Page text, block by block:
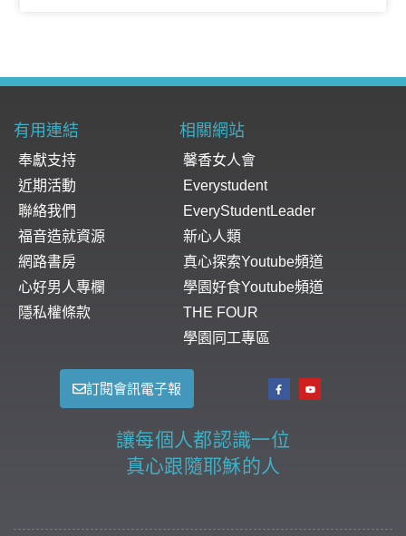
有用連結 相關網站
奉獻支持
近期活動
聯絡我們
福音造就資源
網路書房
心好男人專欄
隱私權條款
馨香女人會
Everystudent
EveryStudentLeader
新心人類
真心探索Youtube頻道
學園好食Youtube頻道
THE FOUR
學園同工專區
訂閱會訊電子報
讓每個人都認識一位
真心跟隨耶穌的人